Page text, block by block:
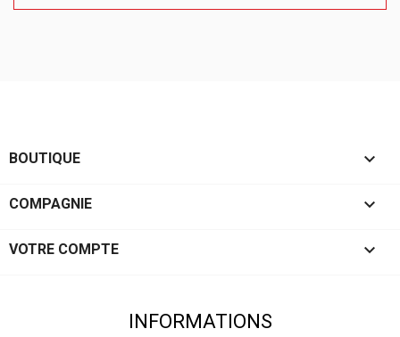
BOUTIQUE 
COMPAGNIE 
VOTRE COMPTE 
INFORMATIONS